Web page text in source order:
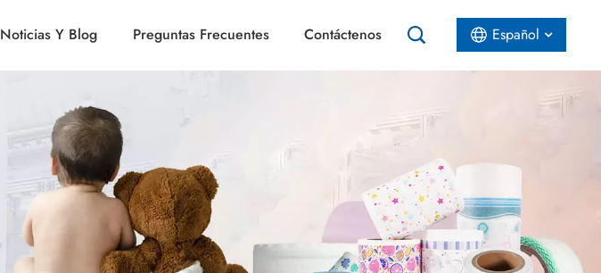
Noticias Y Blog Preguntas Frecuentes Contáctenos Español
عربي